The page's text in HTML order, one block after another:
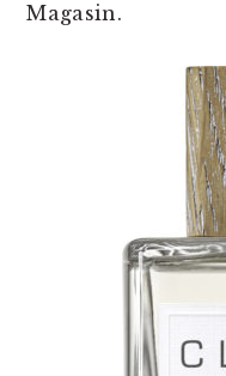
Magasin.